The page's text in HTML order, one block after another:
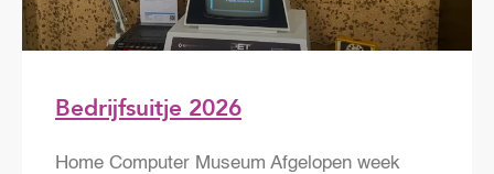
Bedrijfsuitje 2026
Home Computer Museum Afgelopen week